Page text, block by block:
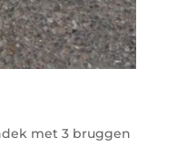
met 3 bruggen